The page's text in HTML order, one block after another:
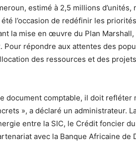
estimé à 2,5 millions
l’occasion de redéfinir les
la mise en œuvre du Plan
Pour répondre aux attentes des
des ressources et des
document comptable, il doit
», a déclaré un administrateur.
entre la SIC, le Crédit foncier
avec la Banque Africaine de